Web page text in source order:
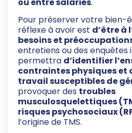
Pour préserver votre bien-
réflexe à avoir est d’être à
besoins et
entretiens ou des enquêtes
permettra d’identifier
contraintes physiques et
travail susceptibles de
provoquer des troubles
musculosquelettiques
risquespsychosociaux
l’origine de TMS.